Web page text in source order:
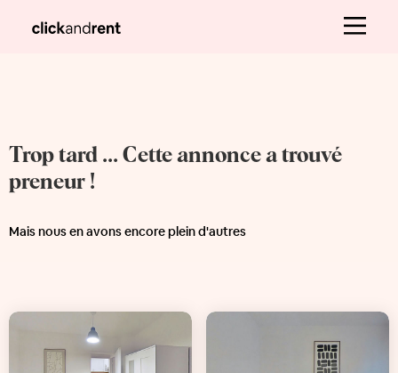
Trop tard ... Cette annonce a trouvé
preneur !
Mais nous en avons encore plein d'autres